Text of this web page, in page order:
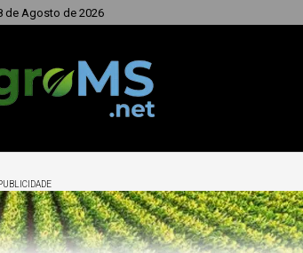
de Agosto de 2026